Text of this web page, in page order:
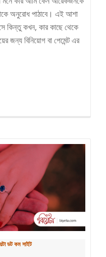
অনুরোধ পাঠাবে। এই আশা
কিন্তু কখন, কার কাছে থেকে
জন্য বিনিয়োগ বা পেমেন্ট এর
ডট কম সাইট